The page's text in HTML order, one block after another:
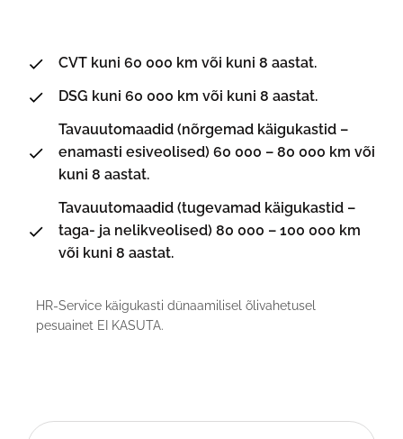
CVT kuni 60 000 km või kuni 8 aastat.
DSG kuni 60 000 km või kuni 8 aastat.
Tavauutomaadid (nõrgemad käigukastid –
enamasti esiveolised) 60 000 – 80 000 km või
kuni 8 aastat.
Tavauutomaadid (tugevamad käigukastid –
taga- ja nelikveolised) 80 000 – 100 000 km
või kuni 8 aastat.
HR-Service käigukasti dünaamilisel õlivahetusel
pesuainet EI KASUTA.